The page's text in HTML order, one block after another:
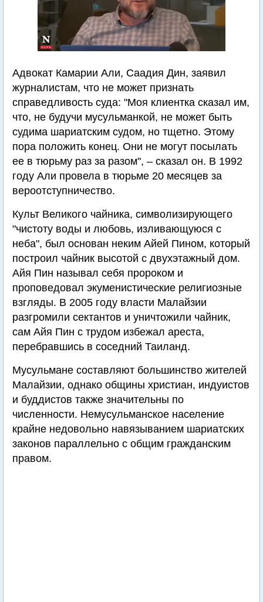
Адвокат Камарии Али, Саадия Дин, заявил
журналистам, что не может признать
справедливость суда: "Моя клиентка сказал им,
что, не будучи мусульманкой, не может быть
судима шариатским судом, но тщетно. Этому
пора положить конец. Они не могут посылать
ее в тюрьму раз за разом", – сказал он. В 1992
году Али провела в тюрьме 20 месяцев за
вероотступничество.
Культ Великого чайника, символизирующего
"чистоту воды и любовь, изливающуюся с
неба", был основан неким Айей Пином, который
построил чайник высотой с двухэтажный дом.
Айя Пин называл себя пророком и
проповедовал экуменистические религиозные
взгляды. В 2005 году власти Малайзии
разгромили сектантов и уничтожили чайник,
сам Айя Пин с трудом избежал ареста,
перебравшись в соседний Таиланд.
Мусульмане составляют большинство жителей
Малайзии, однако общины христиан, индуистов
и буддистов также значительны по
численности. Немусульманское население
крайне недовольно навязыванием шариатских
законов параллельно с общим гражданским
правом.